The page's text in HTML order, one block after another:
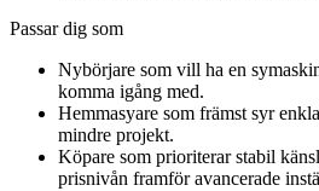
Passar dig som
Nybörjare som vill ha en
komma igång med.
Hemmasyare som främst syr
mindre projekt.
Köpare som prioriterar stabil
prisnivån framför avancerade